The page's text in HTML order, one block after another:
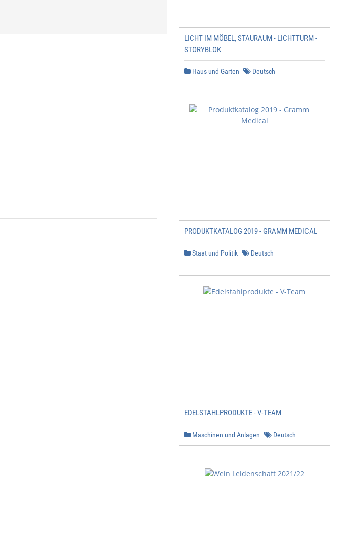
LICHT IM MÖBEL, STAURAUM - LICHTTURM -
STORYBLOK
Haus und Garten Deutsch
PRODUKTKATALOG 2019 - GRAMM MEDICAL
Staat und Politik Deutsch
EDELSTAHLPRODUKTE - V-TEAM
Maschinen und Anlagen Deutsch